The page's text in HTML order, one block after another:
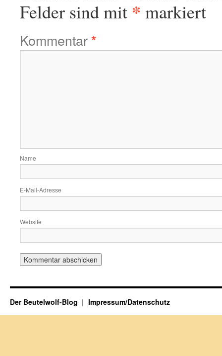
Felder sind mit * markiert
Kommentar*
Name
E-Mail-Adresse
Website
Der Beutelwolf-Blog Impressum/Datenschutz